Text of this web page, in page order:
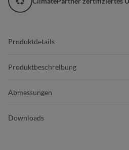
Produktdetails
Produktbeschreibung
Abmessungen
Downloads